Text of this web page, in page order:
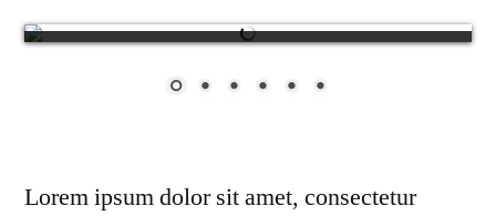
Lorem ipsum dolor sit amet, consectetur